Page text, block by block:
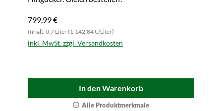
799,99 €
Inhalt: 0.7 Liter (1.142,84 €/Liter)
inkl. MwSt. zzgl. Versandkosten
In den Warenkorb
Alle Produktmerkmale